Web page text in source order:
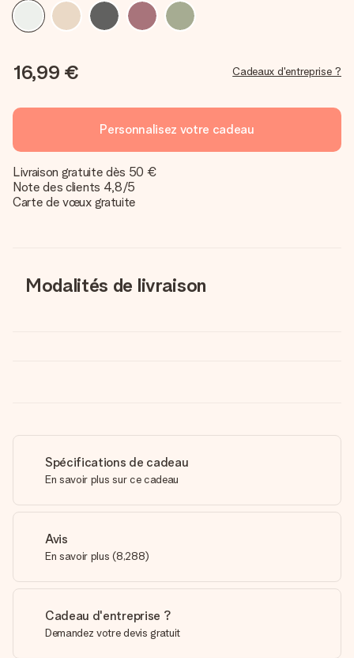
16,99 € Cadeaux d'entreprise ?
Personnalisez votre cadeau
Livraison gratuite dès 50 €
Note des clients 4,8/5
Carte de vœux gratuite
Modalités de livraison
Spécifications de cadeau
En savoir plus sur ce cadeau
Avis
En savoir plus (8,288)
Cadeau d'entreprise ?
Demandez votre devis gratuit